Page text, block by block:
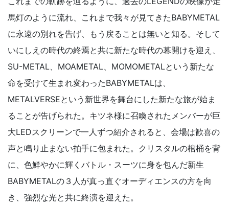
馬灯のように流れ、これまで我々が見てきたBABYMETAL
に永遠の別れを告げ、もう戻ることは無いと知る。そして
いにしえの時代の終焉と共に新たな時代の幕開けを迎え、
SU-METAL、MOAMETAL、MOMOMETALという新たな
命を受けて生まれ変わったBABYMETALは、
METALVERSEという新世界を舞台にした新たな旅が始ま
ることが告げられた。キツネ様に召喚されたメンバーが巨
大LEDスクリーンで一人ずつ紹介されると、会場は歓喜の
声と鳴り止まない拍手に包まれた。クリスタルの棺桶を背
に、色鮮やかに輝くバトル・スーツに身を包んだ新生
BABYMETALの３人が真っ直ぐオーディエンスの方を向
き、強烈な光と共に終演を迎えた。